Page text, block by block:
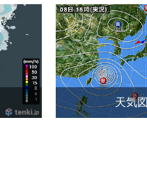
天気図